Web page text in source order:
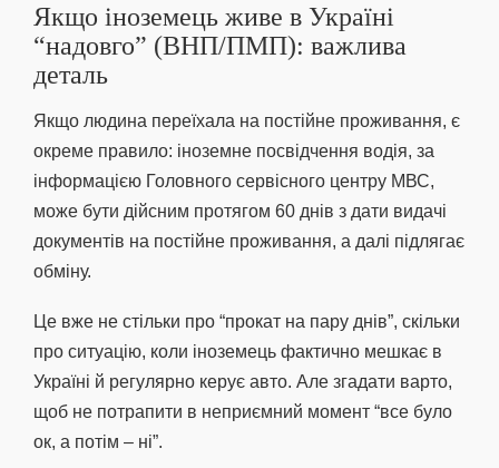
Якщо іноземець живе в Україні
“надовго” (ВНП/ПМП): важлива
деталь
Якщо людина переїхала на постійне проживання, є
окреме правило: іноземне посвідчення водія, за
інформацією Головного сервісного центру МВС,
може бути дійсним протягом 60 днів з дати видачі
документів на постійне проживання, а далі підлягає
обміну.
Це вже не стільки про “прокат на пару днів”, скільки
про ситуацію, коли іноземець фактично мешкає в
Україні й регулярно керує авто. Але згадати варто,
щоб не потрапити в неприємний момент “все було
ок, а потім – ні”.